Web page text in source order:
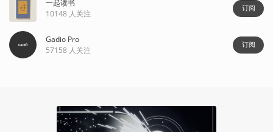
一起读书
10148 人关注
订阅
Gadio Pro
57158 人关注
订阅